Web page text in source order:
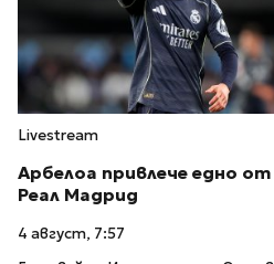
Livestream
Арбелоа привлече едно
Реал Мадрид
4 август, 7:57